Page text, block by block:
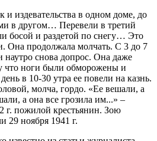
и издевательства в одном доме, до
в другом… Перевели в третий
босой и раздетой по снегу… Это
Она продолжала молчать. С 3 до 7
наутро снова допрос. Она даже
что ноги были обморожены и
в 10-30 утра ее повели на казнь.
молча, гордо. «Ее вешали, а
а она все грозила им...» –
г. пожилой крестьянин. Зою
29 ноября 1941 г.